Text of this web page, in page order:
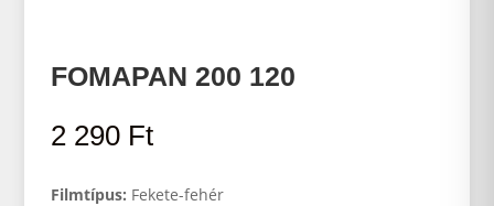
FOMAPAN 200 120
2 290 Ft
Filmtípus: Fekete-fehér